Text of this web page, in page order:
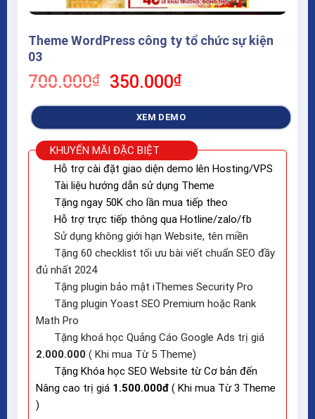
Theme WordPress công ty tổ chức sự kiện
03
700.000₫
Giá
700.000₫.
350.000₫Giá
tại
là:
350.000₫.
XEM DEMO
KHUYẾN MÃI ĐẶC BIỆT
Hỗ trợ cài đặt giao diện demo lên Hosting/VPS
Tài liệu hướng dẫn sử dụng Theme
Tặng ngay 50K cho lần mua tiếp theo
Hỗ trợ trực tiếp thông qua Hotline/zalo/fb
Sử dụng không giới hạn Website, tên miền
Tặng 60 checklist tối ưu bài viết chuẩn SEO đầy
đủ nhất 2024
Tặng plugin bảo mật iThemes Security Pro
Tăng plugin Yoast SEO Premium hoặc Rank
Math Pro
Tặng khoá học Quảng Cáo Google Ads trị giá
2.000.000 ( Khi mua Từ 5 Theme)
Tặng Khóa học SEO Website từ Cơ bản đến
Nâng cao trị giá 1.500.000đ ( Khi mua Từ 3 Theme
)